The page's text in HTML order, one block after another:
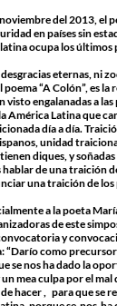
del 2013, el
en países sin
ocupa los últimos
eternas, ni
“A Colón”, es la
visto engalanadas a
América Latina que
día a día.
unidad
diques, y
hablar de una traición
una traición de
a la poeta
de este
y
“Darío como
se nos ha dado la
mea culpa por el
hacer , para que se